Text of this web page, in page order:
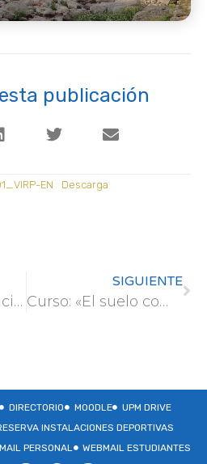
publicación
EN Descarga
Becas de colaboración vinculadas al plan estratégico de sostenibilidad ambiental de la UPM
SIGUIENTE
Curso: «El suelo como elemento principal en la restauración minera: gestión y tratamiento»
DIRECTORIO MOODLE
UPM DRIVE
INSTALACIONES DEPORTIVAS
PERSONAL WEBMAIL ESTUDIANTES